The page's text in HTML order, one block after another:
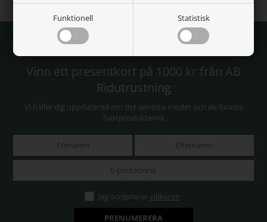
Funktionell Statistisk
Vinn ett presentkort på 1000 kr från AB
Ridutrustning
Vi håller dig uppdaterad om det senaste modet och de finaste
hästprodukterna
Jag accepterarvillkoren